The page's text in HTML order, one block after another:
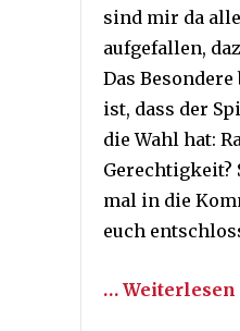
sind mir da
aufgefallen,
Das
ist, dass der
die Wahl hat:
Gerechtigkeit?
mal in die
euch
… Weiterlesen